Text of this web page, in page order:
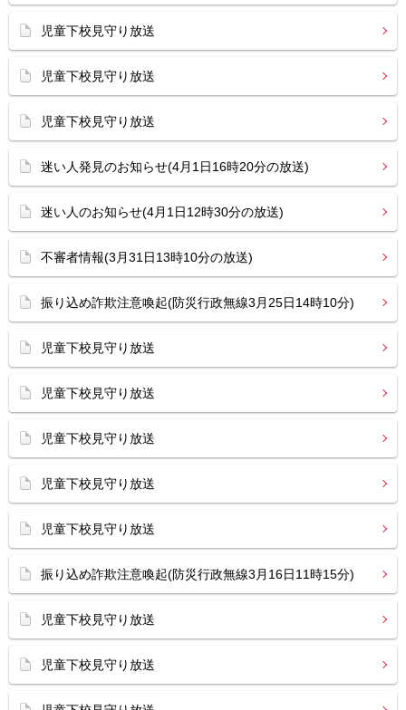
児童下校見守り放送
児童下校見守り放送
児童下校見守り放送
迷い人発見のお知らせ(4月1日16時20分の放送)
迷い人のお知らせ(4月1日12時30分の放送)
不審者情報(3月31日13時10分の放送)
振り込め詐欺注意喚起(防災行政無線3月25日14時10分)
児童下校見守り放送
児童下校見守り放送
児童下校見守り放送
児童下校見守り放送
児童下校見守り放送
振り込め詐欺注意喚起(防災行政無線3月16日11時15分)
児童下校見守り放送
児童下校見守り放送